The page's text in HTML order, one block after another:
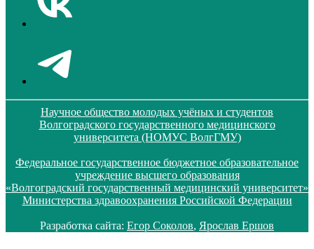
Научное общество молодых учёных и студентов
Волгоградского государственного медицинского
университета (НОМУС ВолгГМУ)
Федеральное государственное бюджетное образовательное
учреждение высшего образования
«Волгоградский государственный медицинский университет»
Министерства здравоохранения Российской Федерации
Разработка сайта: Егор Соколов, Ярослав Ершов